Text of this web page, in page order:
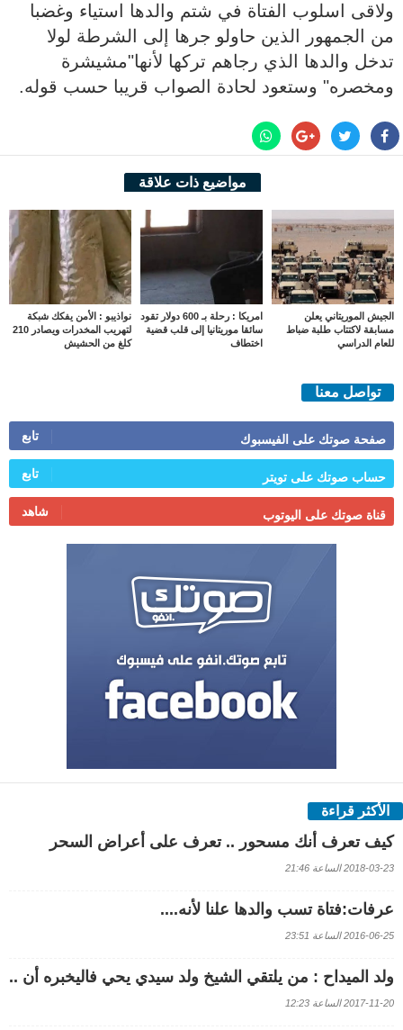
ولاقى اسلوب الفتاة في شتم والدها استياء وغضبا
من الجمهور الذين حاولو جرها إلى الشرطة لولا
تدخل والدها الذي رجاهم تركها لأنها"مشيشرة
ومخصره" وستعود لحادة الصواب قريبا حسب قوله.
مواضيع ذات علاقة
الجيش الموريتاني يعلن
مسابقة لاكتتاب طلبة ضباط
للعام الدراسي
امريكا : رحلة بـ 600 دولار تقود
سائقا موريتانيا إلى قلب قضية
اختطاف
نواذيبو : الأمن يفكك شبكة
لتهريب المخدرات ويصادر 210
كلغ من الحشيش
تواصل معنا
صفحة صوتك على الفيسبوك تابع
حساب صوتك على تويتر تابع
قناة صوتك على اليوتوب شاهد
الأكثر قراءة
كيف تعرف أنك مسحور .. تعرف على أعراض السحر
2018-03-23 الساعة 21:46
عرفات:فتاة تسب والدها علنا لأنه....
2016-06-25 الساعة 23:51
ولد الميداح : من يلتقي الشيخ ولد سيدي يحي فاليخبره أن ..
2017-11-20 الساعة 12:23